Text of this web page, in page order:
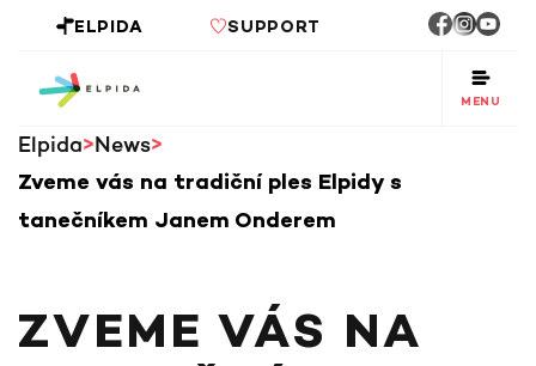
ELPIDA SUPPORT
MENU
Elpida News
Zveme vás na tradiční ples Elpidy s
tanečníkem Janem Onderem
ZVEME VÁS NA